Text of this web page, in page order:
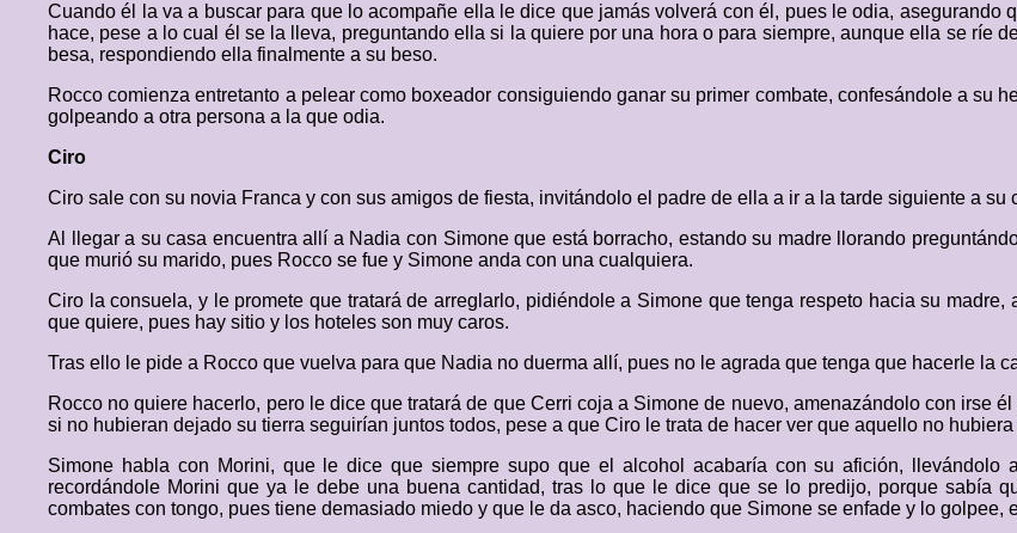
Cuando él la va a buscar para que lo acompañe ella le dice que jamás volverá con él, pues le odia, asegurando
hace, pese a lo cual él se la lleva, preguntando ella si la quiere por una hora o para siempre, aunque ella se ríe
besa, respondiendo ella finalmente a su beso.
Rocco comienza entretanto a pelear como boxeador consiguiendo ganar su primer combate, confesándole a su
golpeando a otra persona a la que odia.
Ciro
Ciro sale con su novia Franca y con sus amigos de fiesta, invitándolo el padre de ella a ir a la tarde siguiente a su
Al llegar a su casa encuentra allí a Nadia con Simone que está borracho, estando su madre llorando
que murió su marido, pues Rocco se fue y Simone anda con una cualquiera.
Ciro la consuela, y le promete que tratará de arreglarlo, pidiéndole a Simone que tenga respeto hacia su
que quiere, pues hay sitio y los hoteles son muy caros.
Tras ello le pide a Rocco que vuelva para que Nadia no duerma allí, pues no le agrada que tenga que hacerle la
Rocco no quiere hacerlo, pero le dice que tratará de que Cerri coja a Simone de nuevo, amenazándolo con irse
si no hubieran dejado su tierra seguirían juntos todos, pese a que Ciro le trata de hacer ver que aquello no
Simone habla con Morini, que le dice que siempre supo que el alcohol acabaría con su afición,
recordándole Morini que ya le debe una buena cantidad, tras lo que le dice que se lo predijo, porque sabía
combates con tongo, pues tiene demasiado miedo y que le da asco, haciendo que Simone se enfade y lo golpee,